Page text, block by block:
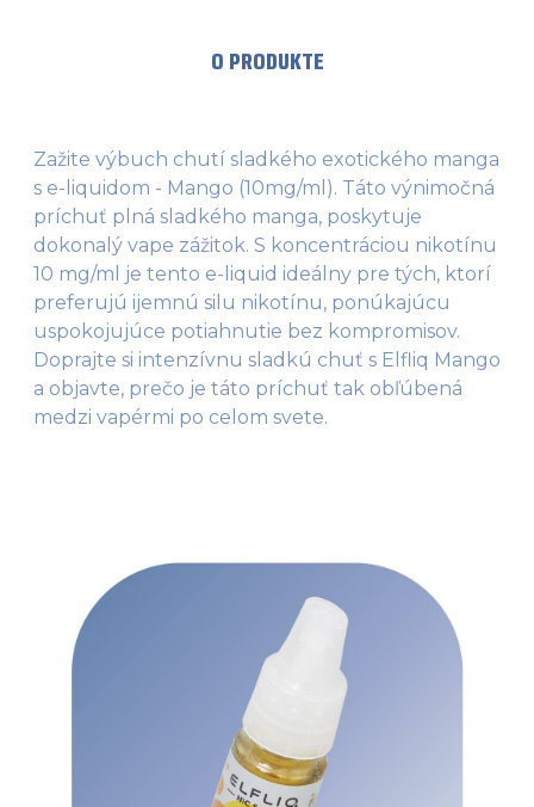
O PRODUKTE
Zažite výbuch chutí sladkého exotického manga
s e-liquidom - Mango (10mg/ml). Táto výnimočná
príchuť plná sladkého manga, poskytuje
dokonalý vape zážitok. S koncentráciou nikotínu
10 mg/ml je tento e-liquid ideálny pre tých, ktorí
preferujú ijemnú silu nikotínu, ponúkajúcu
uspokojujúce potiahnutie bez kompromisov.
Doprajte si intenzívnu sladkú chuť s Elfliq Mango
a objavte, prečo je táto príchuť tak obľúbená
medzi vapérmi po celom svete.